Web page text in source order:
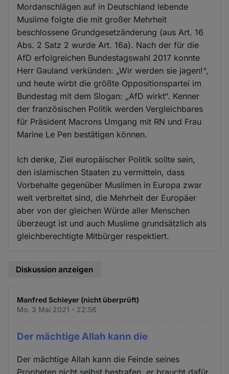
Mordanschlägen auf in Deutschland lebende
Muslime folgte die mit großer Mehrheit
beschlossene Grundgesetzänderung (aus Art. 16
Abs. 2 Satz 2 wurde Art. 16a). Nach der für die
AfD erfolgreichen Bundestagswahl 2017 konnte
Herr Gauland verkünden: „Wir werden sie jagen!“,
und heute wirbt die größte Oppositionspartei im
Bundestag mit dem Slogan: „AfD wirkt“. Kenner
der französischen Politik werden Vergleichbares
für Präsident Macrons Umgang mit RN und Frau
Marine Le Pen bestätigen können.
Ich denke, Ziel europäischer Politik sollte sein,
den islamischen Staaten zu vermitteln, dass
Vorbehalte gegenüber Muslimen in Europa zwar
weit verbreitet sind, die Mehrheit der Europäer
aber von der gleichen Würde aller Menschen
überzeugt ist und auch Muslime grundsätzlich als
gleichberechtigte Mitbürger respektiert.
Diskussion anzeigen
Manfred Schleyer (nicht überprüft)
Mo. 3 Mai 2021 - 22:56
Der mächtige Allah kann die
Der mächtige Allah kann die Feinde seines